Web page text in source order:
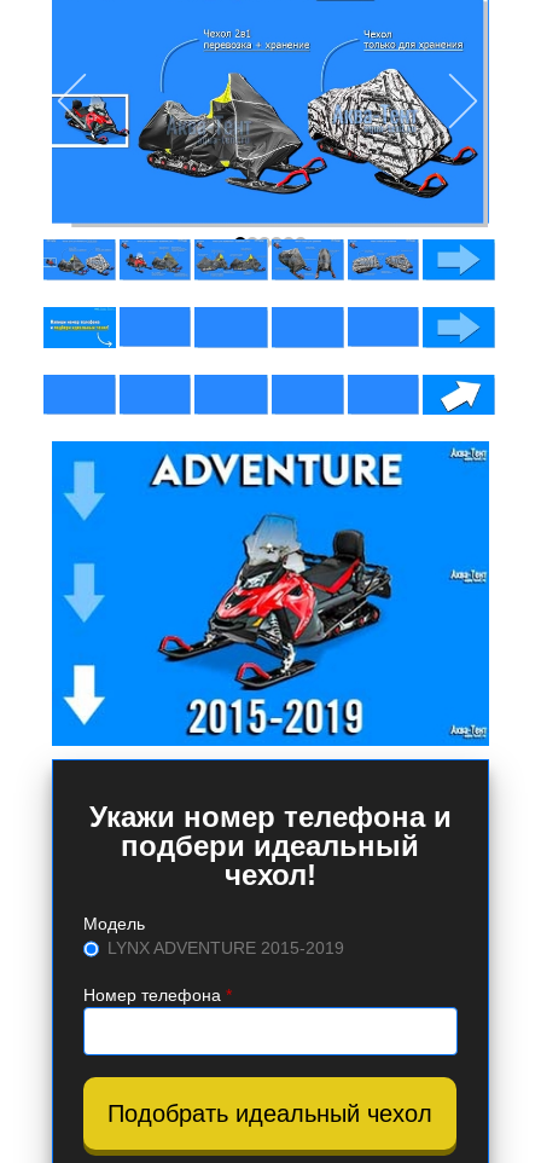
Укажи номер телефона и
подбери идеальный
чехол!
Модель
LYNX ADVENTURE 2015-2019
Номер телефона *
Подобрать идеальный чехол